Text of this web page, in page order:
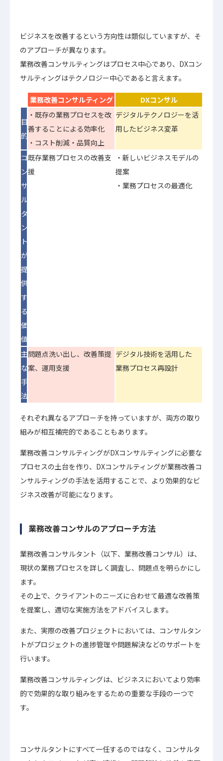
ビジネスを改善するという方向性は類似していますが、そ
のアプローチが異なります。
業務改善コンサルティングはプロセス中心であり、DXコン
サルティングはテクノロジー中心であると言えます。
業務改善コンサルティング DXコンサル
目
的
・既存の業務プロセスを改
善することによる効率化
・コスト削減・品質向上
デジタルテクノロジーを活
用したビジネス変革
コ
ン
サ
ル
タ
ン
ト
が
提
供
す
る
価
値
既存業務プロセスの改善支
援
・新しいビジネスモデルの
提案
・業務プロセスの最適化
主
な
手
法
問題点洗い出し、改善策提
案、運用支援
デジタル技術を活用した
業務プロセス再設計
それぞれ異なるアプローチを持っていますが、両方の取り
組みが相互補完的であることもあります。
業務改善コンサルティングがDXコンサルティングに必要な
プロセスの土台を作り、DXコンサルティングが業務改善コ
ンサルティングの手法を活用することで、より効果的なビ
ジネス改善が可能になります。
業務改善コンサルのアプローチ方法
業務改善コンサルタント（以下、業務改善コンサル）は、
現状の業務プロセスを詳しく調査し、問題点を明らかにし
ます。
その上で、クライアントのニーズに合わせて最適な改善策
を提案し、適切な実施方法をアドバイスします。
また、実際の改善プロジェクトにおいては、コンサルタン
トがプロジェクトの進捗管理や問題解決などのサポートを
行います。
業務改善コンサルティングは、ビジネスにおいてより効率
的で効果的な取り組みをするための重要な手段の一つで
す。
コンサルタントにすべて一任するのではなく、コンサルタ